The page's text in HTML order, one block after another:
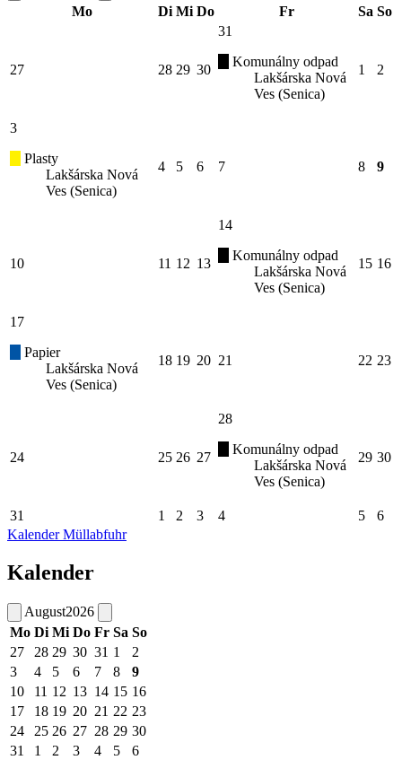
Mo
Di Mi Do Fr Sa So
27 28 29 30
31
Komunálny odpad
Lakšárska Nová
Ves (Senica)
1 2
3
Plasty
Lakšárska Nová
Ves (Senica)
4 5 6 7 8 9
10 11 12 13
14
Komunálny odpad
Lakšárska Nová
Ves (Senica)
15 16
17
Papier
Lakšárska Nová
Ves (Senica)
18 19 20 21 22 23
24 25 26 27
28
Komunálny odpad
Lakšárska Nová
Ves (Senica)
29 30
31 1 2 3 4 5
6
Kalender Müllabfuhr
Kalender
August2026
Mo Di Mi Do Fr Sa So
27
28 29 30 31 1
2
3
4 5 6 7 8
9
10
11 12 13 14 15 16
17
18 19 20 21 22 23
24
25 26 27 28 29 30
31
1 2 3 4 5 6